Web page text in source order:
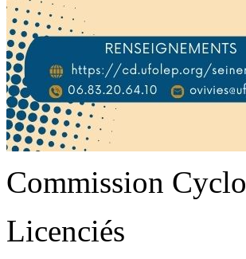
Commission
Licenciés